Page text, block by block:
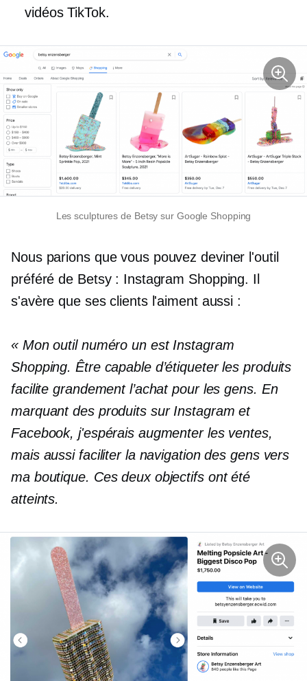
vidéos TikTok.
Les sculptures de Betsy sur Google Shopping
Nous parions que vous pouvez deviner l'outil
préféré de Betsy : Instagram Shopping. Il
s'avère que ses clients l'aiment aussi :
« Mon outil numéro un est Instagram
Shopping. Être capable d’étiqueter les produits
facilite grandement l’achat pour les gens. En
marquant des produits sur Instagram et
Facebook, j'espérais augmenter les ventes,
mais aussi faciliter la navigation des gens vers
ma boutique. Ces deux objectifs ont été
atteints.